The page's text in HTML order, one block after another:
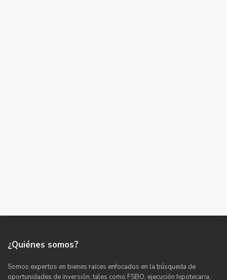
¿Quiénes somos?
Somos expertos en bienes raíces enfocados en la búsqueda de
oportunidades de inversión, tales como FSBO, ejecución hipotecaria,